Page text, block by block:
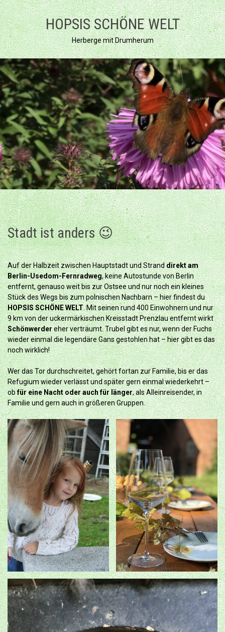
Zum
Inhalt
springen
HOPSIS SCHÖNE WELT
Herberge mit Drumherum
Stadt ist anders 😉
Auf der Halbzeit zwischen Hauptstadt und Stranddirekt am
Berlin-Usedom-Fernradweg, keine Autostunde von Berlin
entfernt, genauso weit bis zur Ostsee und nur noch ein kleines
Stück des Wegs bis zum polnischen Nachbarn – hier findest du
HOPSIS SCHÖNE WELT. Mit seinen rund 400 Einwohnern und nur
9 km von der uckermärkischen Kreisstadt Prenzlau entfernt wirkt
Schönwerdereher verträumt. Trubel gibt es nur, wenn der Fuchs
wieder einmal die legendäre Gans gestohlen hat – hier gibt es das
noch wirklich!
Wer das Tor durchschreitet, gehört fortan zur Familie, bis er das
Refugium wieder verlässt und später gern einmal wiederkehrt –
obfür eine Nacht oder auch für länger, als Alleinreisender, in
Familie und gern auch in größeren Gruppen.